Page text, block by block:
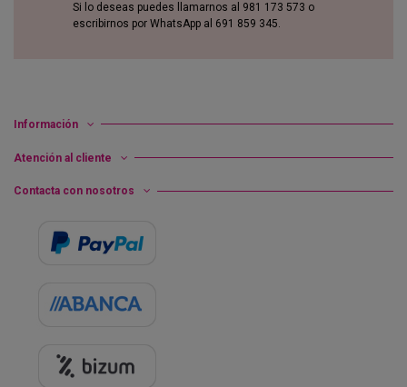
Si lo deseas puedes llamarnos al 981 173 573 o
escribirnos por WhatsApp al 691 859 345.
Información
Atención al cliente
Contacta con nosotros